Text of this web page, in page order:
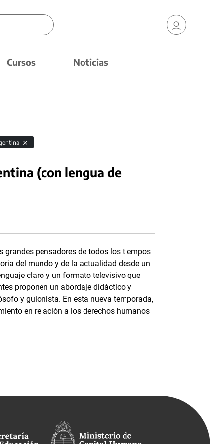
Cursos Noticias
(con lengua de
grandes pensadores de todos los tiempos
del mundo y de la actualidad desde un
claro y un formato televisivo que
proponen un abordaje didáctico y
y guionista. En esta nueva temporada,
en relación a los derechos humanos